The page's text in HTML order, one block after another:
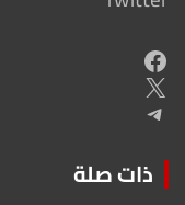
Facebook
X
Telegram
ذات صلة